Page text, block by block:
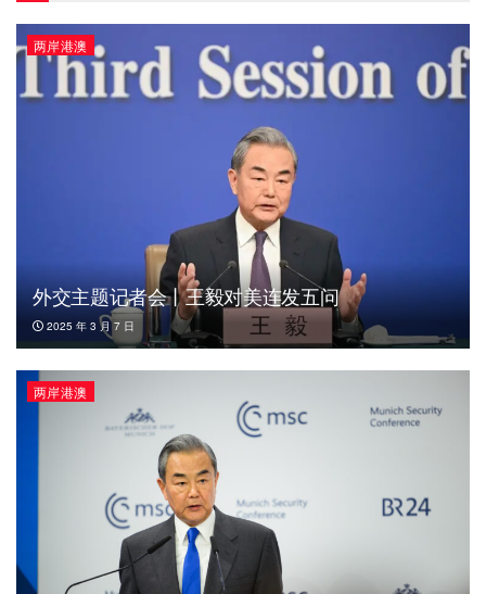
两岸港澳
外交主题记者会丨王毅对美连发五问
2025 年 3 月 7 日
两岸港澳